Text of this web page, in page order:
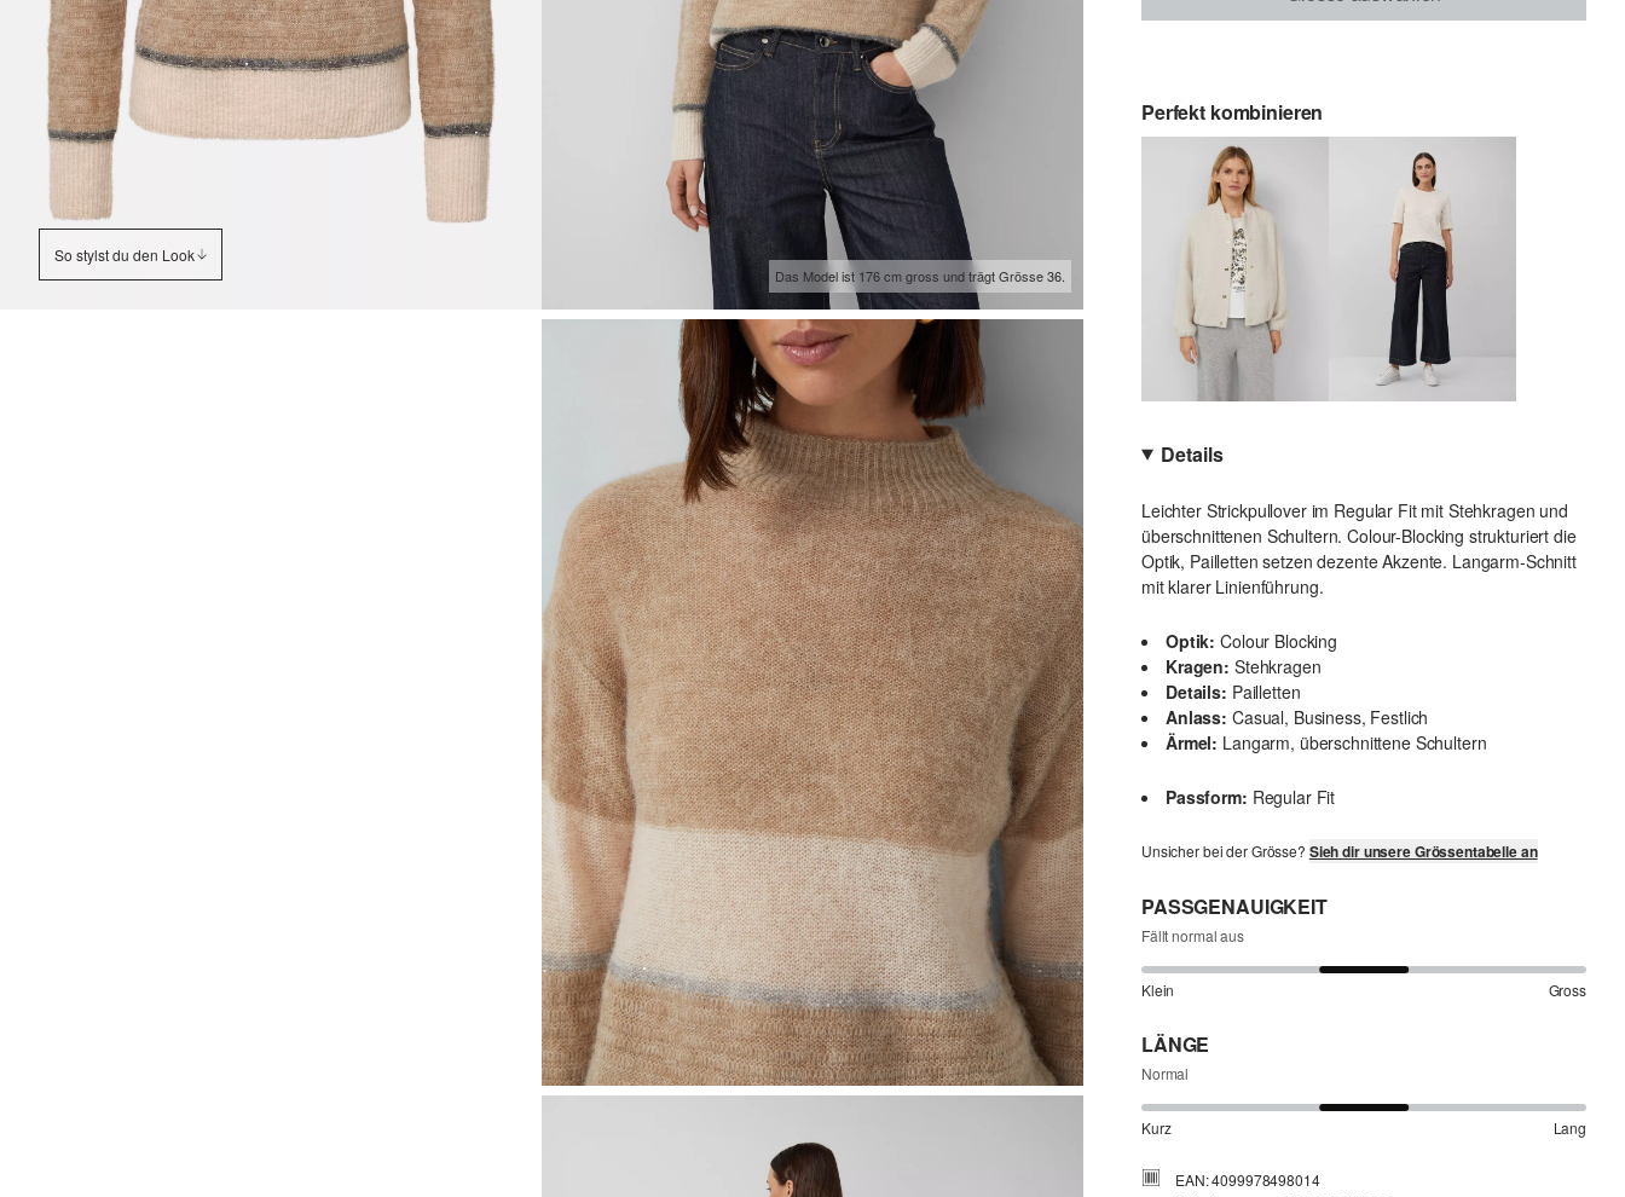
So stylst du den Look
Das Model ist 176 cm gross und trägt Grösse 36.
Perfekt kombinieren
Details
Leichter Strickpullover im Regular Fit mit Stehkragen und
überschnittenen Schultern. Colour-Blocking strukturiert die
Optik, Pailletten setzen dezente Akzente. Langarm-Schnitt
mit klarer Linienführung.
Optik: Colour Blocking
Kragen: Stehkragen
Details: Pailletten
Anlass: Casual, Business, Festlich
Ärmel: Langarm, überschnittene Schultern
Passform: Regular Fit
Unsicher bei der Grösse? Sieh dir unsere Grössentabelle an
PASSGENAUIGKEIT
Fällt normal aus
Klein Gross
LÄNGE
Normal
Kurz Lang
EAN: 4099978498014